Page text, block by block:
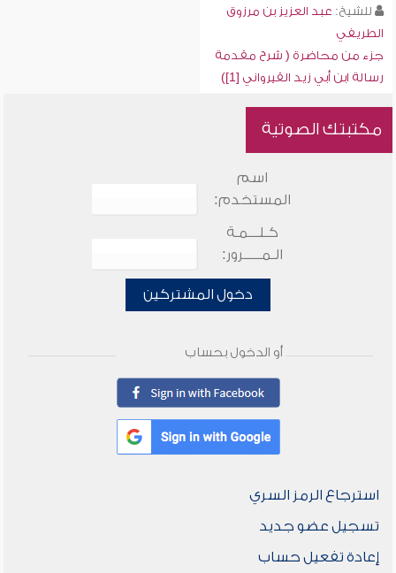
للشيخ: عبد العزيز بن مرزوق
الطريفي
جزء من محاضرة ( شرح مقدمة
رسالة ابن أبي زيد القيرواني [1])
مكتبتك الصوتية
اسم
المستخدم:
كـلـــمـة
الـمـــــرور:
دخول المشتركين
أو الدخول بحساب
استرجاع الرمز السري
تسجيل عضو جديد
إعادة تفعيل حساب